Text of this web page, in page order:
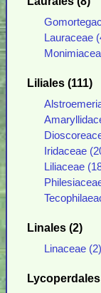
Lauraceae
Liliales (111)
Iridaceae
Liliaceae
Linales (2)
Linaceae (2)